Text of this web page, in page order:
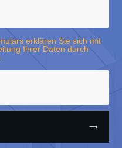
erklären Sie sich mit
Ihrer Daten durch